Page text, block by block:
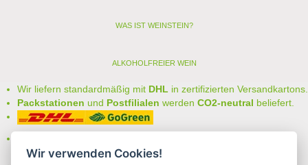
gekennzeichnete Weine enthalten nur Sulfite)
> Alle anderen Weine von Pierre Chavin - Béziers
WAS IST WEINSTEIN?
ALKOHOLFREIER WEIN
Wir liefern standardmäßig mit DHL in zertifizierten Versandkartons.
Packstationen und Postfilialen werden CO2-neutral beliefert.
auswählen:
Wir verwenden Cookies!